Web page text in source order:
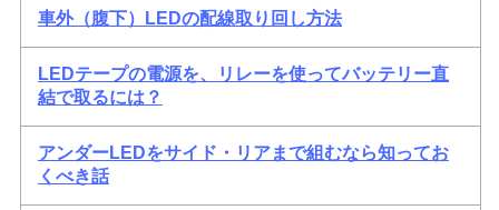
車外（腹下）LEDの配線取り回し方法
LEDテープの電源を、リレーを使ってバッテリー直
結で取るには？
アンダーLEDをサイド・リアまで組むなら知ってお
くべき話